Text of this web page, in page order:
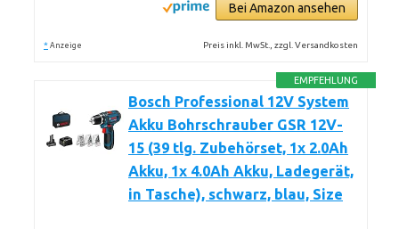
Bei Amazon ansehen
* Anzeige Preis inkl. MwSt., zzgl. Versandkosten
EMPFEHLUNG
Bosch Professional 12V System
Akku Bohrschrauber GSR 12V-
15 (39 tlg. Zubehörset, 1x 2.0Ah
Akku, 1x 4.0Ah Akku, Ladegerät,
in Tasche), schwarz, blau, Size